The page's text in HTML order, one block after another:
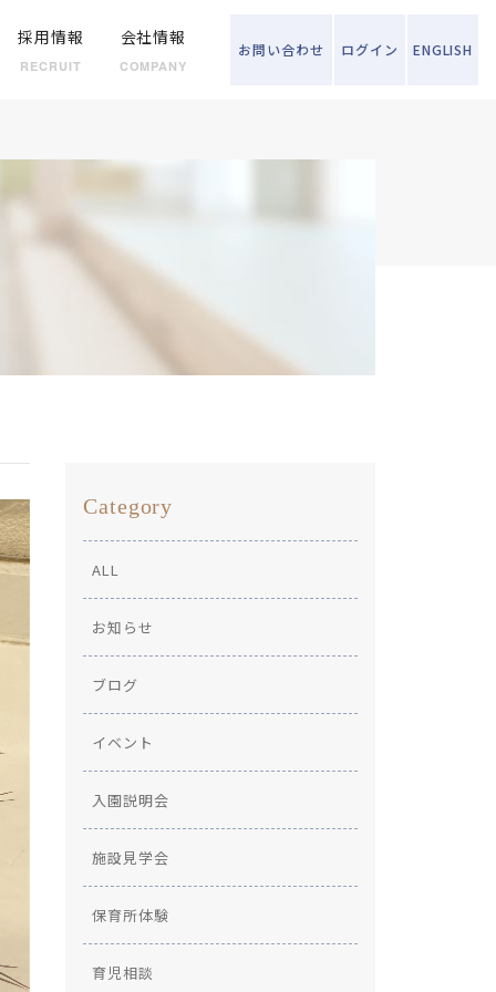
ログイン
お問い合わせ ENGLISH
採用情報
RECRUIT
会社情報
COMPANY
Category
ALL
お知らせ
ブログ
イベント
入園説明会
施設見学会
保育所体験
育児相談